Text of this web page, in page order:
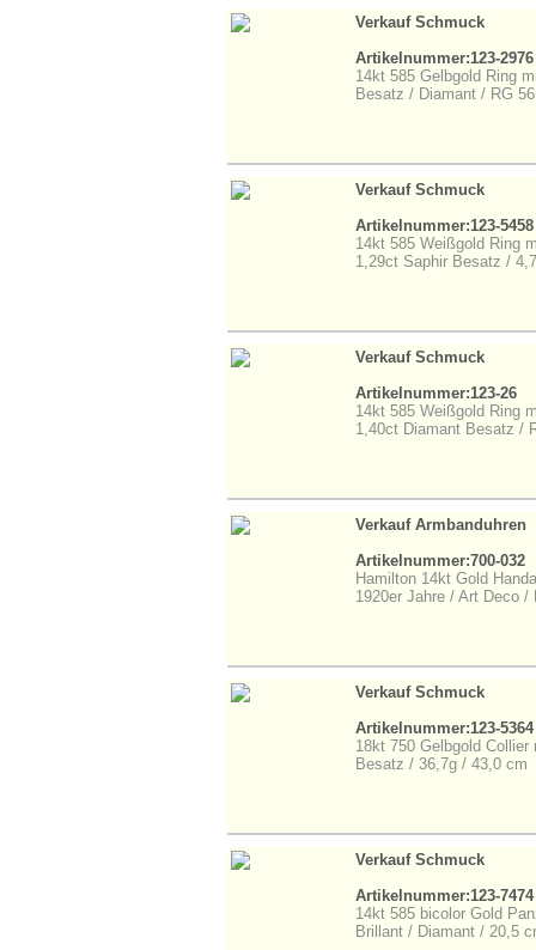
Verkauf Schmuck
Artikelnummer:123-2976
14kt 585 Gelbgold Ring
Besatz / Diamant / RG 56
Verkauf Schmuck
Artikelnummer:123-5458
14kt 585 Weißgold Ring
1,29ct Saphir Besatz /
Verkauf Schmuck
Artikelnummer:123-26
14kt 585 Weißgold Ring
1,40ct Diamant Besatz /
Verkauf Armbanduhren
Artikelnummer:700-032
Hamilton 14kt Gold
1920er Jahre / Art Deco /
Verkauf Schmuck
Artikelnummer:123-5364
18kt 750 Gelbgold
Besatz / 36,7g / 43,0 cm
Verkauf Schmuck
Artikelnummer:123-7474
14kt 585 bicolor Gold
Brillant / Diamant / 20,5